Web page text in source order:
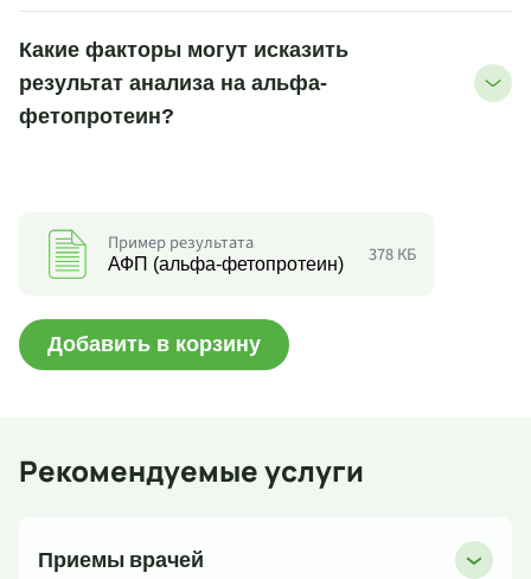
Какие факторы могут исказить
результат анализа на альфа-
фетопротеин?
Пример результата
АФП (альфа-фетопротеин) 378 КБ
Добавить в корзину
Рекомендуемые услуги
Приемы врачей